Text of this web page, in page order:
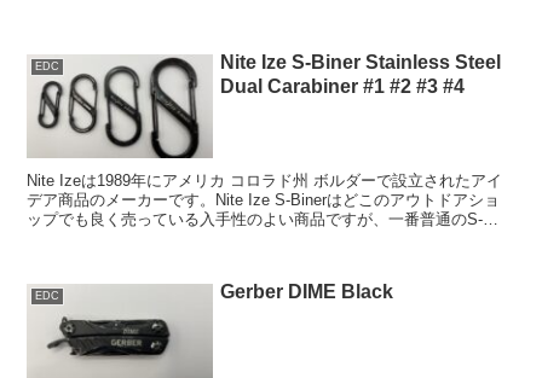
EDC
Nite Ize S-Biner Stainless Steel
Dual Carabiner #1 #2 #3 #4
Nite Izeは1989年にアメリカ コロラド州 ボルダーで設立されたアイ
デア商品のメーカーです。Nite Ize S-Binerはどこのアウトドアショ
ップでも良く売っている入手性のよい商品ですが、一番普通のS-
EDC Gerber DIME Black